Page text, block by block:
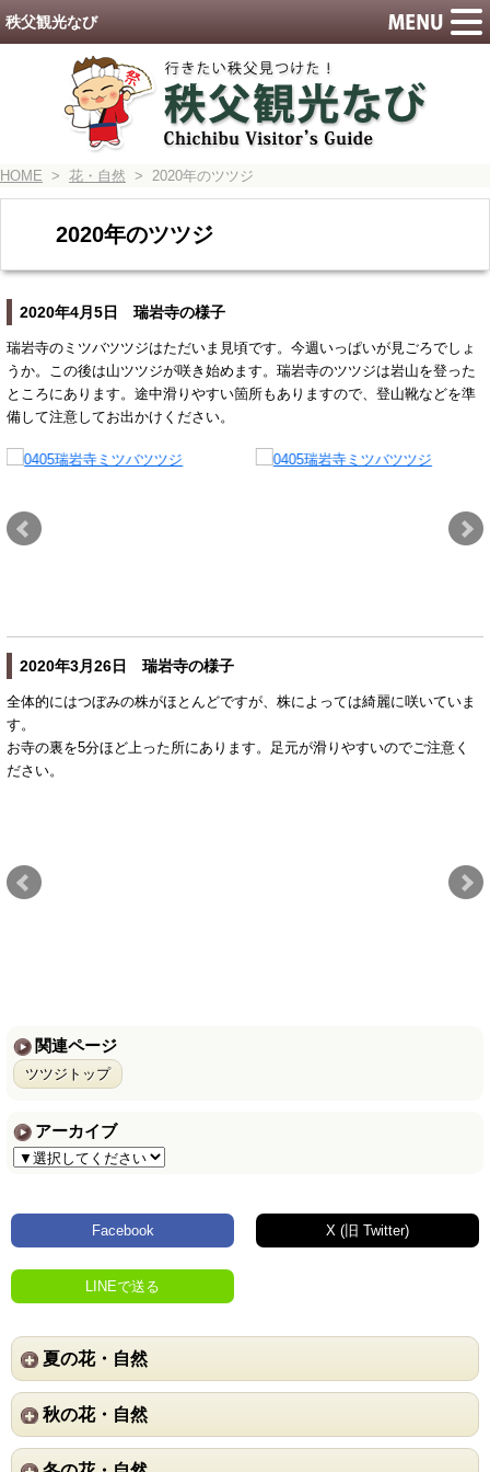
HOME > 花・自然 > 2020年のツツジ
2020年のツツジ
2020年4月5日 瑞岩寺の様子
瑞岩寺のミツバツツジはただいま見頃です。今週いっぱいが見ごろでしょ
うか。この後は山ツツジが咲き始めます。瑞岩寺のツツジは岩山を登った
ところにあります。途中滑りやすい箇所もありますので、登山靴などを準
備して注意してお出かけください。
2020年3月26日 瑞岩寺の様子
全体的にはつぼみの株がほとんどですが、株によっては綺麗に咲いていま
す。
お寺の裏を5分ほど上った所にあります。足元が滑りやすいのでご注意く
ださい。
関連ページ
ツツジトップ
アーカイブ
Facebook X (旧 Twitter)
LINEで送る
夏の花・自然
秋の花・自然
秩父観光なび